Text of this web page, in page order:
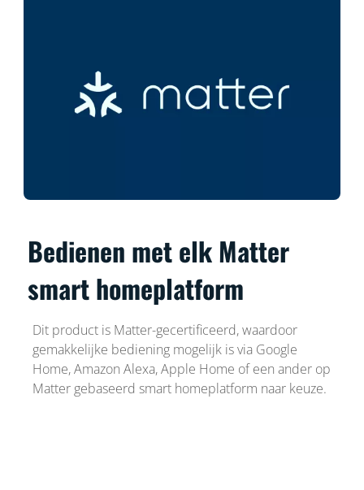
Bedienen met elk Matter
smart homeplatform
Dit product is Matter-gecertificeerd, waardoor
gemakkelijke bediening mogelijk is via Google
Home, Amazon Alexa, Apple Home of een ander op
Matter gebaseerd smart homeplatform naar keuze.